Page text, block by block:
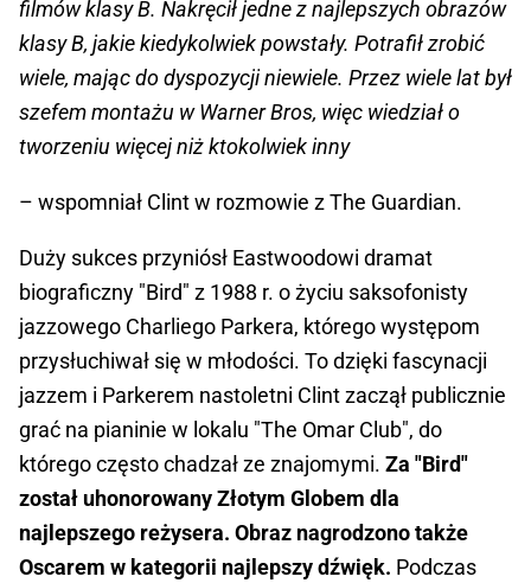
filmów klasy B. Nakręcił jedne z najlepszych obrazów
klasy B, jakie kiedykolwiek powstały. Potrafił zrobić
wiele, mając do dyspozycji niewiele. Przez wiele lat był
szefem montażu w Warner Bros, więc wiedział o
tworzeniu więcej niż ktokolwiek inny
– wspomniał Clint w rozmowie z The Guardian.
Duży sukces przyniósł Eastwoodowi dramat
biograficzny "Bird" z 1988 r. o życiu saksofonisty
jazzowego Charliego Parkera, którego występom
przysłuchiwał się w młodości. To dzięki fascynacji
jazzem i Parkerem nastoletni Clint zaczął publicznie
grać na pianinie w lokalu "The Omar Club", do
którego często chadzał ze znajomymi. Za "Bird"
został uhonorowany Złotym Globem dla
najlepszego reżysera. Obraz nagrodzono także
Oscarem w kategorii najlepszy dźwięk. Podczas